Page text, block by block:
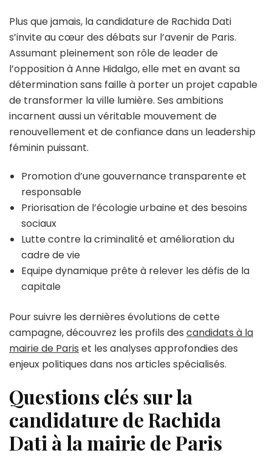
Plus que jamais, la candidature de Rachida Dati
s’invite au cœur des débats sur l’avenir de Paris.
Assumant pleinement son rôle de leader de
l’opposition à Anne Hidalgo, elle met en avant sa
détermination sans faille à porter un projet capable
de transformer la ville lumière. Ses ambitions
incarnent aussi un véritable mouvement de
renouvellement et de confiance dans un leadership
féminin puissant.
Promotion d’une gouvernance transparente et
responsable
Priorisation de l’écologie urbaine et des besoins
sociaux
Lutte contre la criminalité et amélioration du
cadre de vie
Equipe dynamique prête à relever les défis de la
capitale
Pour suivre les dernières évolutions de cette
campagne, découvrez les profils des candidats à la
mairie de Paris et les analyses approfondies des
enjeux politiques dans nos articles spécialisés.
Questions clés sur la
candidature de Rachida
Dati à la mairie de Paris